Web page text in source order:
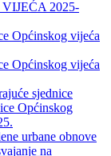
2025-
Općinskog vijeća
Općinskog vijeća
sjednice
Općinskog
urbane obnove
na